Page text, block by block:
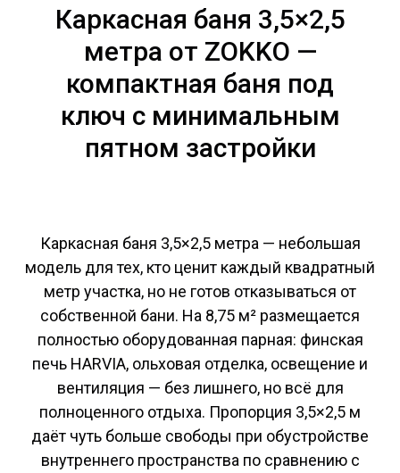
Каркасная баня 3,5×2,5
метра от ZOKKO —
компактная баня под
ключ с минимальным
пятном застройки
Каркасная баня 3,5×2,5 метра — небольшая
модель для тех, кто ценит каждый квадратный
метр участка, но не готов отказываться от
собственной бани. На 8,75 м² размещается
полностью оборудованная парная: финская
печь HARVIA, ольховая отделка, освещение и
вентиляция — без лишнего, но всё для
полноценного отдыха. Пропорция 3,5×2,5 м
даёт чуть больше свободы при обустройстве
внутреннего пространства по сравнению с